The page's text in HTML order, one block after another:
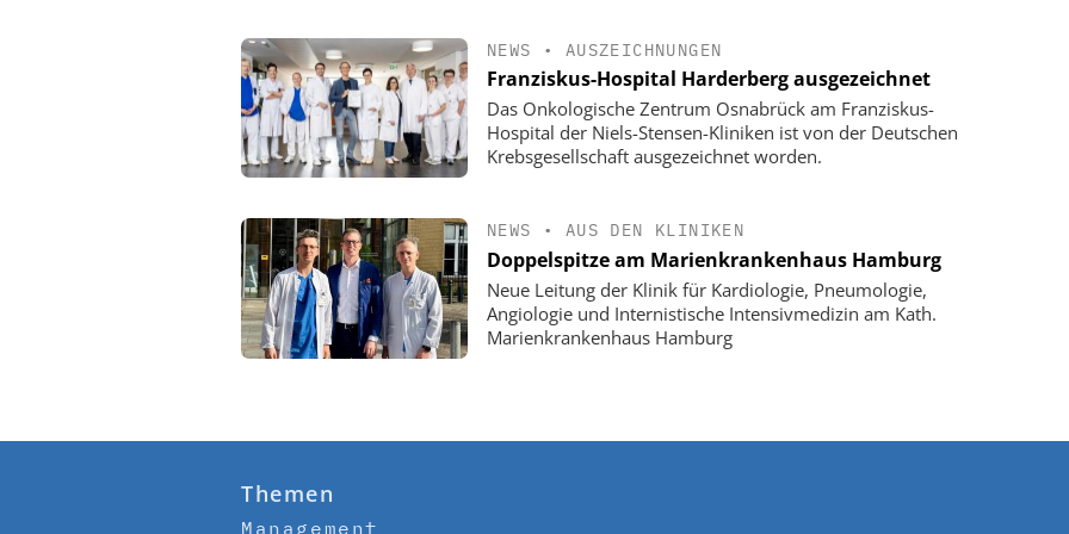
NEWS • AUSZEICHNUNGEN
Franziskus-Hospital Harderberg ausgezeichnet
Das Onkologische Zentrum Osnabrück am Franziskus-
Hospital der Niels-Stensen-Kliniken ist von der Deutschen
Krebsgesellschaft ausgezeichnet worden.
NEWS • AUS DEN KLINIKEN
Doppelspitze am Marienkrankenhaus Hamburg
Neue Leitung der Klinik für Kardiologie, Pneumologie,
Angiologie und Internistische Intensivmedizin am Kath.
Marienkrankenhaus Hamburg
Themen
Management